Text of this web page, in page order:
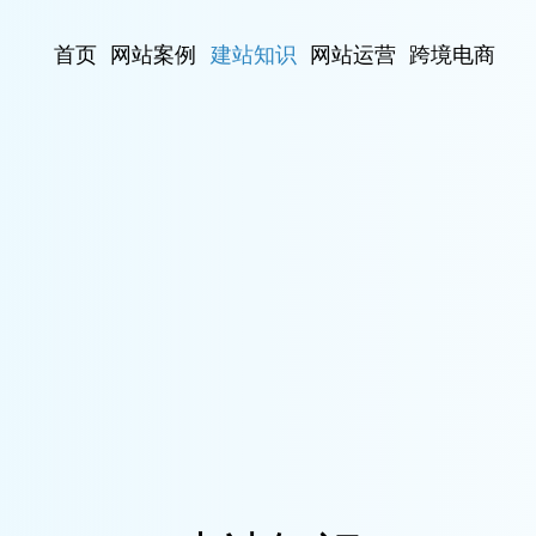
首页 网站案例 建站知识 网站运营 跨境电商